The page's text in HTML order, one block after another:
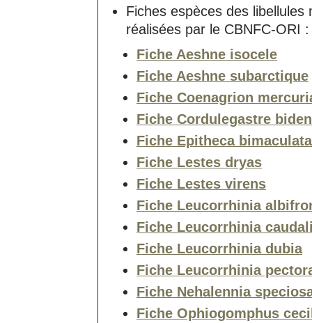
Fiches espèces des
réalisées par le CBNFC-ORI :
Fiche Aeshne isocele
Fiche Aeshne subarctique
Fiche Coenagrion
Fiche Cordulegastre
Fiche Epitheca bimaculata
Fiche Lestes dryas
Fiche Lestes virens
Fiche Leucorrhinia
Fiche Leucorrhinia
Fiche Leucorrhinia dubia
Fiche Leucorrhinia
Fiche Nehalennia
Fiche Ophiogomphus